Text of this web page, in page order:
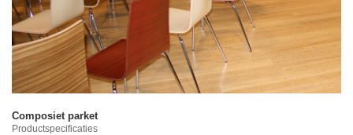
Composiet parket
Productspecificaties